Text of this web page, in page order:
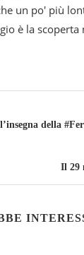
un po' più
è la
della
Il 29